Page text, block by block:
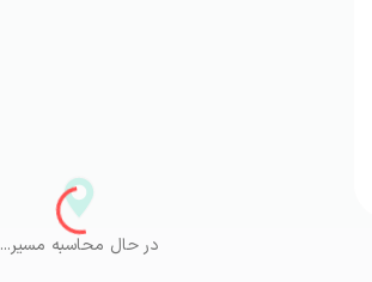
در حال محاسبه مسیر...